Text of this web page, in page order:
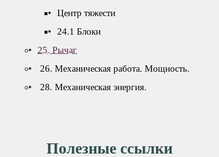
Центр тяжести
24.1 Блоки
25. Рычаг
26. Механическая работа. Мощность.
28. Механическая энергия.
Полезные ссылки